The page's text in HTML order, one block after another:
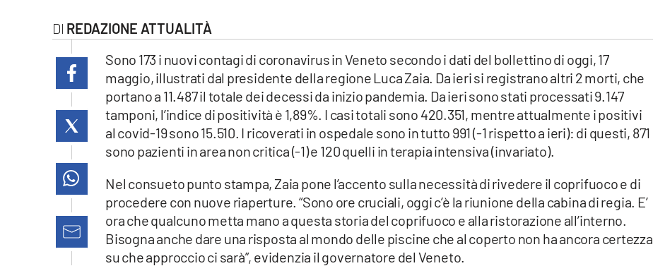
cosenzachannel.it
lacapitalenews.it
REDAZIONE ATTUALITÀ
Sono 173 i nuovi contagi di coronavirus in Veneto secondo i dati del bollettino di oggi, 17
maggio, illustrati dal presidente della regione Luca Zaia. Da ieri si registrano altri 2 morti, che
portano a 11.487 il totale dei decessi da inizio pandemia. Da ieri sono stati processati 9.147
tamponi, l’indice di positività è 1,89%. I casi totali sono 420.351, mentre attualmente i positivi
al covid-19 sono 15.510. I ricoverati in ospedale sono in tutto 991 (-1 rispetto a ieri): di questi, 871
sono pazienti in area non critica (-1) e 120 quelli in terapia intensiva (invariato).
Nel consueto punto stampa, Zaia pone l’accento sulla necessità di rivedere il coprifuoco e di
procedere con nuove riaperture. “Sono ore cruciali, oggi c’è la riunione della cabina di regia. E’
ora che qualcuno metta mano a questa storia del coprifuoco e alla ristorazione all’interno.
Bisogna anche dare una risposta al mondo delle piscine che al coperto non ha ancora certezza
su che approccio ci sarà”, evidenzia il governatore del Veneto.